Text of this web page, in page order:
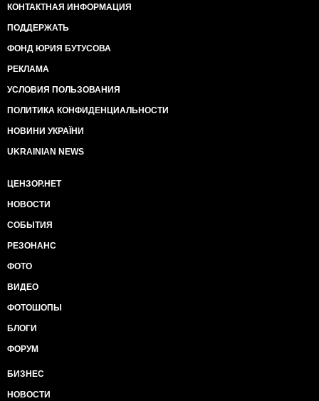
КОНТАКТНАЯ ИНФОРМАЦИЯ
ПОДДЕРЖАТЬ
ФОНД ЮРИЯ БУТУСОВА
РЕКЛАМА
УСЛОВИЯ ПОЛЬЗОВАНИЯ
ПОЛИТИКА КОНФИДЕНЦИАЛЬНОСТИ
НОВИНИ УКРАЇНИ
UKRAINIAN NEWS
ЦЕНЗОР.НЕТ
НОВОСТИ
СОБЫТИЯ
РЕЗОНАНС
ФОТО
ВИДЕО
ФОТОШОПЫ
БЛОГИ
ФОРУМ
БИЗНЕС
НОВОСТИ